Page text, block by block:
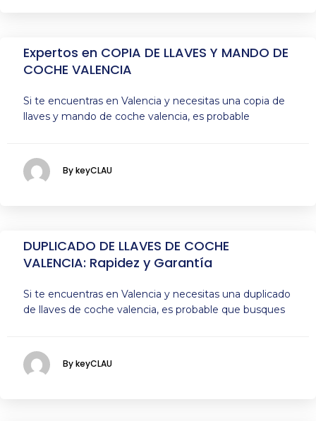
Expertos en COPIA DE LLAVES Y MANDO DE
COCHE VALENCIA
Si te encuentras en Valencia y necesitas una copia de
llaves y mando de coche valencia, es probable
By keyCLAU
DUPLICADO DE LLAVES DE COCHE
VALENCIA: Rapidez y Garantía
Si te encuentras en Valencia y necesitas una duplicado
de llaves de coche valencia, es probable que busques
By keyCLAU